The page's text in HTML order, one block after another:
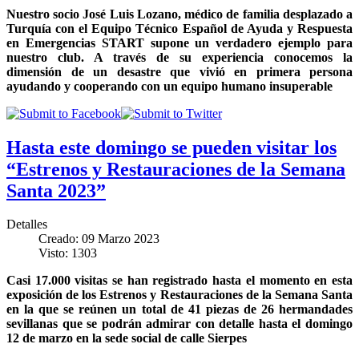
Nuestro socio José Luis Lozano, médico de familia desplazado a
Turquía con elEquipo Técnico Español de Ayuda y Respuesta
en Emergencias STARTsupone un verdadero ejemplo para
nuestro club. A través de su experiencia conocemos la
dimensión de un desastre que vivió en primera persona
ayudando y cooperando con un equipo humano insuperable
Hasta este domingo se pueden visitar los
“Estrenos y Restauraciones de la Semana
Santa 2023”
Detalles
Creado: 09 Marzo 2023
Visto: 1303
Casi 17.000 visitas se han registrado hasta el momento en esta
exposición de los Estrenos y Restauraciones de la Semana Santa
en la que se reúnen un total de 41 piezas de 26 hermandades
sevillanas que se podrán admirar con detalle hasta el domingo
12 de marzo en la sede social de calle Sierpes